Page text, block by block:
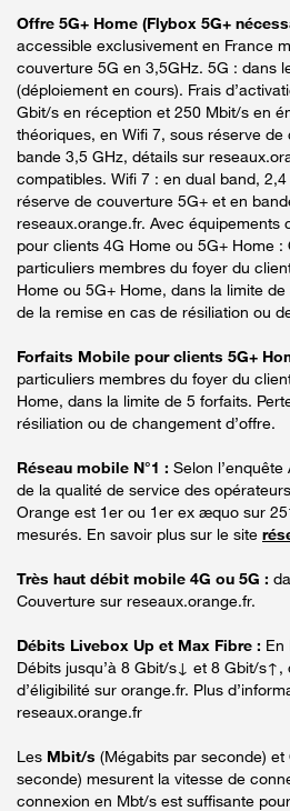
Offre 5G+ Home (Flybox 5G+
accessible exclusivement en France
couverture 5G en 3,5GHz. 5G : dans
(déploiement en cours). Frais
Gbit/s en réception et 250 Mbit/s en
théoriques, en Wifi 7, sous réserve
bande 3,5 GHz, détails sur
compatibles. Wifi 7 : en dual band,
réserve de couverture 5G+ et en
reseaux.orange.fr. Avec équipements
pour clients 4G Home ou 5G+ Home
particuliers membres du foyer du
Home ou 5G+ Home, dans la limite
de la remise en cas de résiliation ou
Forfaits Mobile pour clients 5G+
particuliers membres du foyer du
Home, dans la limite de 5 forfaits.
résiliation ou de changement d’offre.
Réseau mobile N°1 : Selon l’enquête
de la qualité de service des
Orange est 1er ou 1er ex æquo sur
mesurés. En savoir plus sur le site
Très haut débit mobile 4G ou 5G :
Couverture sur reseaux.orange.fr.
Débits Livebox Up et Max Fibre : En
Débits jusqu’à 8 Gbit/s↓ et 8 Gbit/s↑,
d’éligibilité sur orange.fr. Plus
reseaux.orange.fr
Les Mbit/s (Mégabits par seconde) et
seconde) mesurent la vitesse de
connexion en Mbt/s est suffisante